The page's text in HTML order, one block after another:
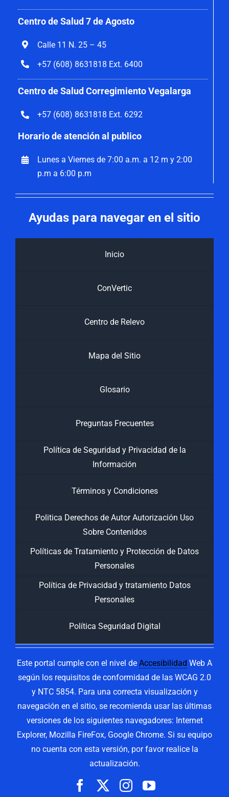
Centro de Salud 7 de Agosto
Calle 11 N. 25 – 45
+57 (608) 8631818 Ext. 6400
Centro de Salud Corregimiento Vegalarga
+57 (608) 8631818 Ext. 6292
Horario de atención al publico
Lunes a Viernes de 7:00 a.m. a 12 m y 2:00
p.m a 6:00 p.m
Ayudas para navegar en el sitio
Inicio
ConVertic
Centro de Relevo
Mapa del Sitio
Glosario
Preguntas Frecuentes
Política de Seguridad y Privacidad de la
Información
Términos y Condiciones
Politica Derechos de Autor Autorización Uso
Sobre Contenidos
Políticas de Tratamiento y Protección de Datos
Personales
Política de Privacidad y tratamiento Datos
Personales
Política Seguridad Digital
Este portal cumple con el nivel de Accesibilidad Web A
según los requisitos de conformidad de las WCAG 2.0
y NTC 5854. Para una correcta visualización y
navegación en el sitio, se recomienda usar las últimas
versiones de los siguientes navegadores: Internet
Explorer, Mozilla FireFox, Google Chrome. Si su equipo
no cuenta con esta versión, por favor realice la
actualización.